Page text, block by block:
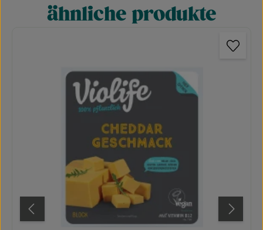
Produktgalerie überspringen
ähnliche produkte